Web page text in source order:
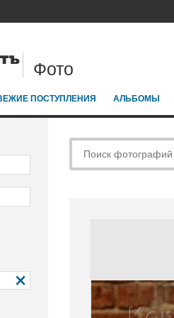
Фото
ПОСТУПЛЕНИЯ АЛЬБОМЫ